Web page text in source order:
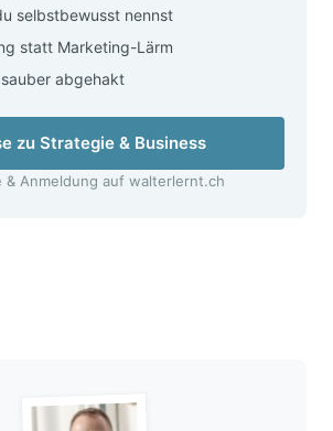
selbstbewusst nennst
statt Marketing-Lärm
abgehakt
zu Strategie & Business
& Anmeldung auf walterlernt.ch